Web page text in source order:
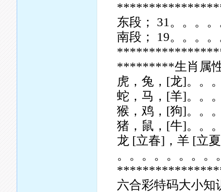
东段； 31。。。
南段； 19。。。
*********生肖属
虎，兔，[龙]。。
蛇，马，[羊]。。
猴，鸡，[狗]。。
猪，鼠，[牛]。。
龙 [立春]，羊 [立
。。。。。。。。
六合彩特码大小知